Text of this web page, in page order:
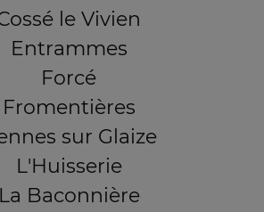
le Vivien
Entrammes
Forcé
Fromentières
sur Glaize
L'Huisserie
La Baconnière